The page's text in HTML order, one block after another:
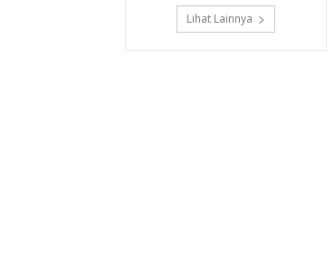
Lihat Lainnya